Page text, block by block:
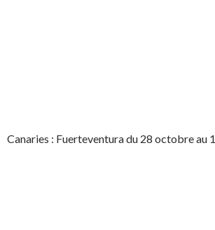
Canaries : Fuerteventura du 28 octobre au